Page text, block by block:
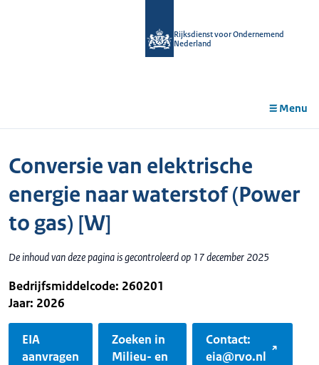
Rijksdienst voor Ondernemend
Nederland
Menu
Conversie van elektrische
energie naar waterstof (Power
to gas) [W]
De inhoud van deze pagina is gecontroleerd op 17 december 2025
Bedrijfsmiddelcode: 260201
Jaar: 2026
EIA
aanvragen
Zoeken in
Milieu- en
Contact:
eia@rvo.nl